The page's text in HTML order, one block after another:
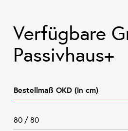
Verfügbare
Passivhaus+
Bestellmaß OKD (in cm)
80 / 80